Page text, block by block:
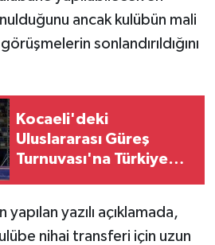
ancak kulübün mali
sonlandırıldığını
Kocaeli'deki
Uluslararası Güreş
Turnuvası'na Türkiye
yazılı açıklamada,
nihai transferi için uzun